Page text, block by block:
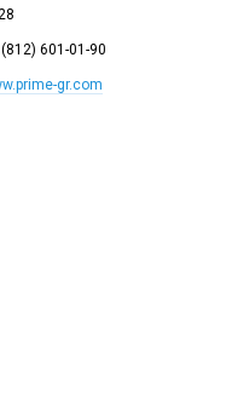
601-01-90
gr.com